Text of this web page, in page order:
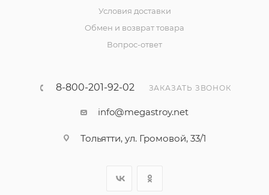
Условия доставки
Обмен и возврат товара
Вопрос-ответ
8-800-201-92-02 ЗАКАЗАТЬ ЗВОНОК
info@megastroy.net
Тольятти, ул. Громовой, 33/1